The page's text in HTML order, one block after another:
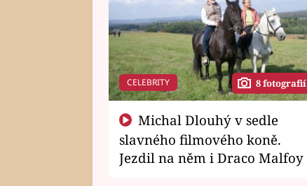
CELEBRITY 8 fotografií
slavného filmového koně.
Jezdil na něm i Draco Malfoy